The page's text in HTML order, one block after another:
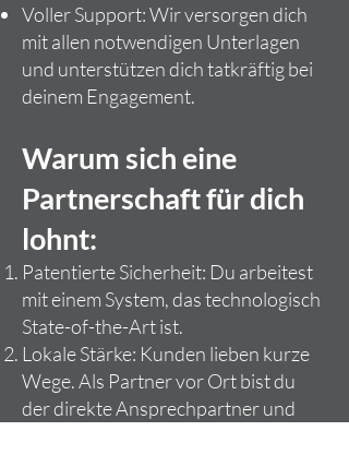
Voller Support: Wir versorgen dich
mit allen notwendigen Unterlagen
und unterstützen dich tatkräftig bei
deinem Engagement.
Warum sich eine
Partnerschaft für dich
lohnt:
Patentierte Sicherheit: Du arbeitest
mit einem System, das technologisch
State-of-the-Art ist.
Lokale Stärke: Kunden lieben kurze
Wege. Als Partner vor Ort bist du
der direkte Ansprechpartner und